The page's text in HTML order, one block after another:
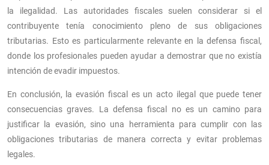
la ilegalidad. Las autoridades fiscales suelen considerar si el
contribuyente tenía conocimiento pleno de sus obligaciones
tributarias. Esto es particularmente relevante en la defensa fiscal,
donde los profesionales pueden ayudar a demostrar que no existía
intención de evadir impuestos.
En conclusión, la evasión fiscal es un acto ilegal que puede tener
consecuencias graves. La defensa fiscal no es un camino para
justificar la evasión, sino una herramienta para cumplir con las
obligaciones tributarias de manera correcta y evitar problemas
legales.